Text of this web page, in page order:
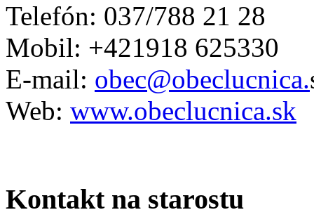
Telefón: 037/788 21 28
Mobil: +421918 625330
E-mail: obec@obeclucnica.
Web: www.obeclucnica.sk
Kontakt na starostu